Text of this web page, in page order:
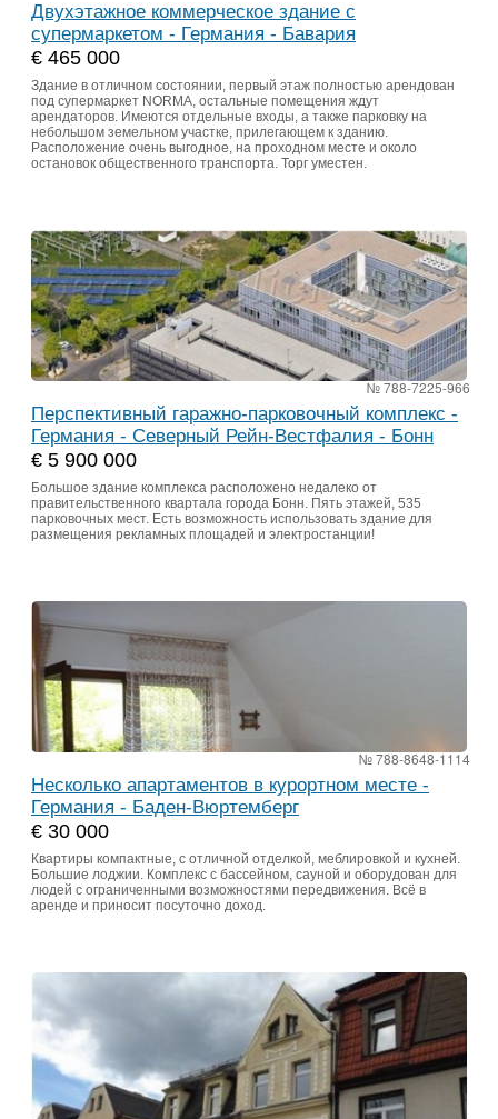
Двухэтажное коммерческое здание с
супермаркетом - Германия - Бавария
€ 465 000
Здание в отличном состоянии, первый этаж полностью арендован
под супермаркет NORMA, остальные помещения ждут
арендаторов. Имеются отдельные входы, а также парковку на
небольшом земельном участке, прилегающем к зданию.
Расположение очень выгодное, на проходном месте и около
остановок общественного транспорта. Торг уместен.
№ 788-7225-966
Перспективный гаражно-парковочный комплекс -
Германия - Северный Рейн-Вестфалия - Бонн
€ 5 900 000
Большое здание комплекса расположено недалеко от
правительственного квартала города Бонн. Пять этажей, 535
парковочных мест. Есть возможность использовать здание для
размещения рекламных площадей и электростанции!
№ 788-8648-1114
Несколько апартаментов в курортном месте -
Германия - Баден-Вюртемберг
€ 30 000
Квартиры компактные, с отличной отделкой, меблировкой и кухней.
Большие лоджии. Комплекс с бассейном, сауной и оборудован для
людей с ограниченными возможностями передвижения. Всё в
аренде и приносит посуточно доход.